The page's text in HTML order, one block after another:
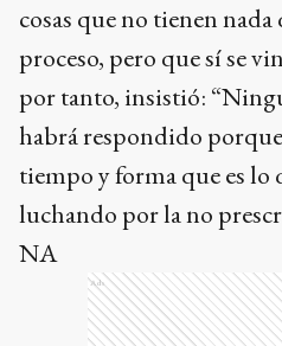
cosas que no tienen nada
proceso, pero que sí se
por tanto, insistió:
habrá respondido
tiempo y forma que es lo
luchando por la no
NA
Ads